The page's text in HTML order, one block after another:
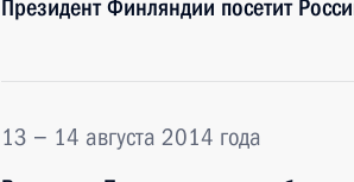
Президент Финляндии посетит
13 − 14 августа 2014 года